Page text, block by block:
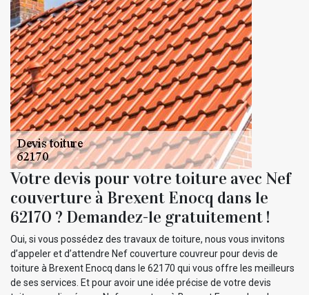
Votre devis pour votre toiture avec Nef
couverture à Brexent Enocq dans le
62170 ? Demandez-le gratuitement !
Oui, si vous possédez des travaux de toiture, nous vous invitons
d’appeler et d’attendre Nef couverture couvreur pour devis de
toiture à Brexent Enocq dans le 62170 qui vous offre les meilleurs
de ses services. Et pour avoir une idée précise de votre devis